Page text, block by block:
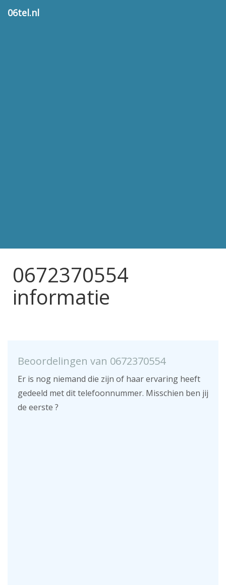
06tel.nl
0672370554
informatie
Beoordelingen van 0672370554
Er is nog niemand die zijn of haar ervaring heeft
gedeeld met dit telefoonnummer. Misschien ben jij
de eerste ?